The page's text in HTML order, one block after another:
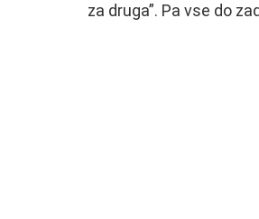
za druga”. Pa vse do